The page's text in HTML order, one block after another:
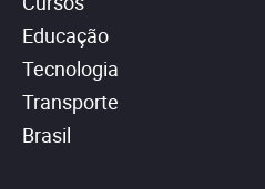
Educação
Tecnologia
Transporte
Brasil